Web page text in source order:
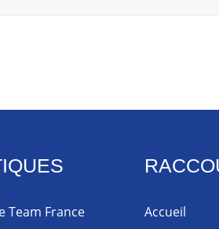
Team France
Accueil